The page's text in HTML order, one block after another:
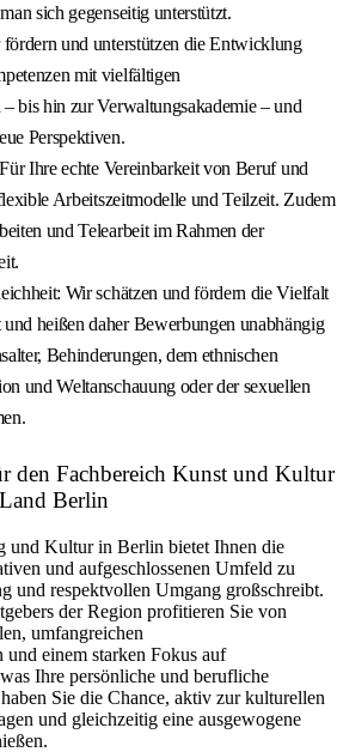
sich gegenseitig unterstützt.
und unterstützen die Entwicklung
mit vielfältigen
bis hin zur Verwaltungsakademie – und
Perspektiven.
Ihre echte Vereinbarkeit von Beruf und
Arbeitszeitmodelle und Teilzeit. Zudem
und Telearbeit im Rahmen der
Wir schätzen und fördern die Vielfalt
heißen daher Bewerbungen unabhängig
Behinderungen, dem ethnischen
und Weltanschauung oder der sexuellen
den Fachbereich Kunst und Kultur
Berlin
und Kultur in Berlin bietet Ihnen die
und aufgeschlossenen Umfeld zu
und respektvollen Umgang großschreibt.
der Region profitieren Sie von
umfangreichen
einem starken Fokus auf
Ihre persönliche und berufliche
Sie die Chance, aktiv zur kulturellen
und gleichzeitig eine ausgewogene